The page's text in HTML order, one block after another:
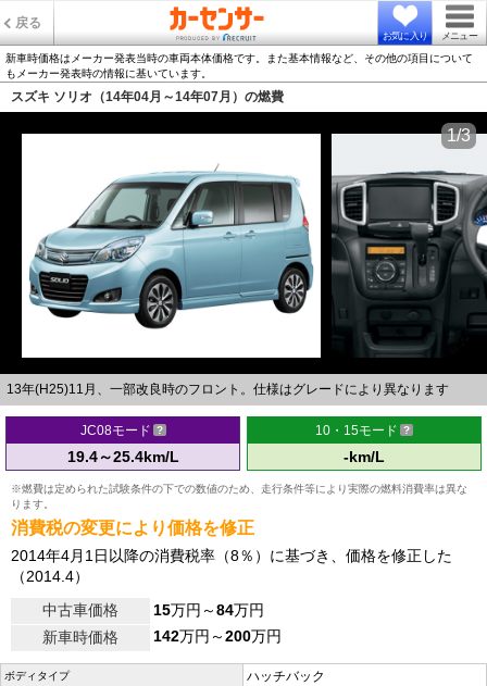
戻る
お気に入り メニュー
新車時価格はメーカー発表当時の車両本体価格です。また基本情報など、その他の項目について
もメーカー発表時の情報に基いています。
スズキ ソリオ（14年04月～14年07月）の燃費
13年(H25)11月、一部改良時のフロント。仕様はグレードにより異なります
1/3
JC08モード
19.4～25.4km/L
10・15モード
-km/L
※燃費は定められた試験条件の下での数値のため、走行条件等により実際の燃料消費率は異な
ります。
消費税の変更により価格を修正
2014年4月1日以降の消費税率（8％）に基づき、価格を修正した
（2014.4）
中古車価格
15万円～84万円
新車時価格
142万円～200万円
ボディタイプ ハッチバック